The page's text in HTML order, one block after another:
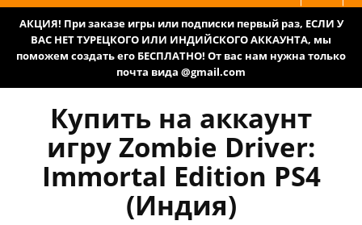
АКЦИЯ! При заказе игры или подписки первый раз, ЕСЛИ У
ВАС НЕТ ТУРЕЦКОГО ИЛИ ИНДИЙСКОГО АККАУНТА, мы
поможем создать его БЕСПЛАТНО! От вас нам нужна только
почта вида @gmail.com
Купить на аккаунт
игру Zombie Driver:
Immortal Edition PS4
(Индия)